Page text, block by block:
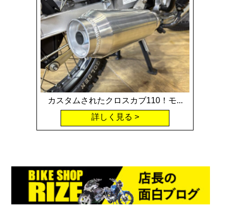
カスタムされたクロスカブ110！モ...
詳しく見る